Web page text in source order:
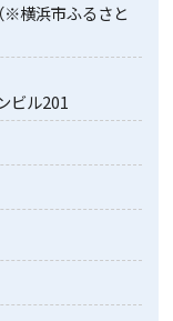
※横浜市ふるさと
ビル201